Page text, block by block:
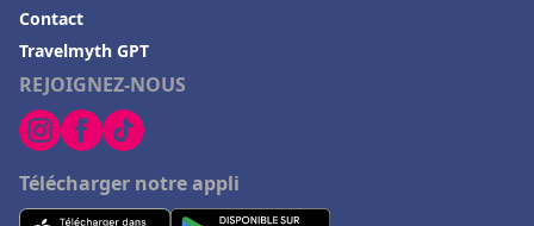
REJOIGNEZ-NOUS
Télécharger notre appli
Contact
Travelmyth GPT